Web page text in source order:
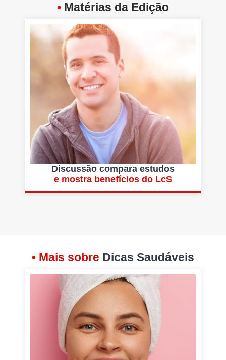
• Matérias da Edição
Discussão compara estudos
e mostra benefícios do LcS
• Mais sobre Dicas Saudáveis